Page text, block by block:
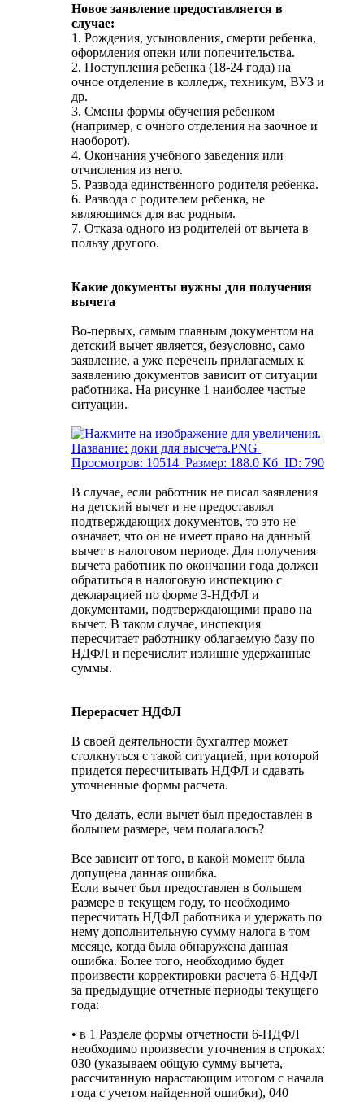
Новое заявление предоставляется в
случае:
1. Рождения, усыновления, смерти ребенка,
оформления опеки или попечительства.
2. Поступления ребенка (18-24 года) на
очное отделение в колледж, техникум, ВУЗ и
др.
3. Смены формы обучения ребенком
(например, с очного отделения на заочное и
наоборот).
4. Окончания учебного заведения или
отчисления из него.
5. Развода единственного родителя ребенка.
6. Развода с родителем ребенка, не
являющимся для вас родным.
7. Отказа одного из родителей от вычета в
пользу другого.
Какие документы нужны для получения
вычета
Во-первых, самым главным документом на
детский вычет является, безусловно, само
заявление, а уже перечень прилагаемых к
заявлению документов зависит от ситуации
работника. На рисунке 1 наиболее частые
ситуации.
В случае, если работник не писал заявления
на детский вычет и не предоставлял
подтверждающих документов, то это не
означает, что он не имеет право на данный
вычет в налоговом периоде. Для получения
вычета работник по окончании года должен
обратиться в налоговую инспекцию с
декларацией по форме 3-НДФЛ и
документами, подтверждающими право на
вычет. В таком случае, инспекция
пересчитает работнику облагаемую базу по
НДФЛ и перечислит излишне удержанные
суммы.
Перерасчет НДФЛ
В своей деятельности бухгалтер может
столкнуться с такой ситуацией, при которой
придется пересчитывать НДФЛ и сдавать
уточненные формы расчета.
Что делать, если вычет был предоставлен в
большем размере, чем полагалось?
Все зависит от того, в какой момент была
допущена данная ошибка.
Если вычет был предоставлен в большем
размере в текущем году, то необходимо
пересчитать НДФЛ работника и удержать по
нему дополнительную сумму налога в том
месяце, когда была обнаружена данная
ошибка. Более того, необходимо будет
произвести корректировки расчета 6-НДФЛ
за предыдущие отчетные периоды текущего
года:
• в 1 Разделе формы отчетности 6-НДФЛ
необходимо произвести уточнения в строках:
030 (указываем общую сумму вычета,
рассчитанную нарастающим итогом с начала
года с учетом найденной ошибки), 040